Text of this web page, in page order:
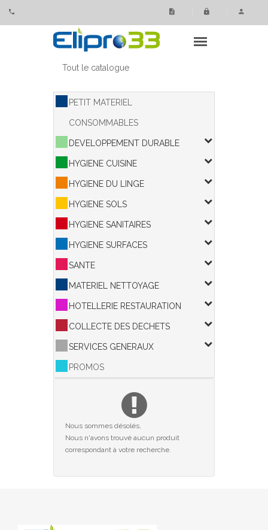
Tout le catalogue
PETIT MATERIEL
CONSOMMABLES
DEVELOPPEMENT DURABLE
HYGIENE CUISINE
HYGIENE DU LINGE
HYGIENE SOLS
HYGIENE SANITAIRES
HYGIENE SURFACES
SANTE
MATERIEL NETTOYAGE
HOTELLERIE RESTAURATION
COLLECTE DES DECHETS
SERVICES GENERAUX
PROMOS
Nous sommes désolés,
Nous n'avons trouvé aucun produit
correspondant à votre recherche.
Panneau de gestion des cookies